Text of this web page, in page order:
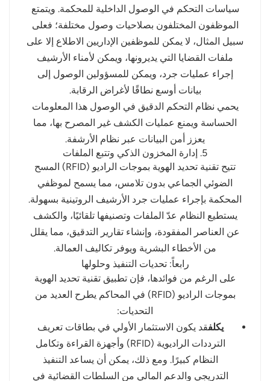
سياسات التحكم في الوصول الداخلية للمحكمة. ويتمتع
الموظفون المختلفون بصلاحيات وصول مختلفة؛ فعلى
سبيل المثال، لا يمكن للموظفين الإداريين الاطلاع إلا على
ملفات القضايا التي يديرونها، ويمكن لأمناء الأرشيف
إجراء عمليات جرد، ويمكن للمسؤولين الوصول إلى
بيانات أوسع نطاقًا لأغراض الرقابة.
يحمي نظام التحكم الدقيق في الوصول هذا المعلومات
الحساسة ويمنع عمليات الكشف غير المصرح بها، مما
يعزز أمن البيانات عبر نظام الأرشفة.
5. إدارة المخزون الذكي وتتبع الملفات
تتيح تقنية تحديد الهوية بموجات الراديو (RFID) المسح
الضوئي الجماعي بدون تلامس، مما يسمح لموظفي
المحكمة بإجراء عمليات جرد الأرشيف الروتينية بسهولة.
يستطيع النظام عدّ الملفات وتصنيفها تلقائيًا، والكشف
عن العناصر المفقودة، وإنشاء تقارير التدقيق، مما يقلل
من الأخطاء البشرية ويوفر تكاليف العمالة.
رابعاً: تحديات التنفيذ وحلولها
على الرغم من فوائدها، فإن تطبيق تقنية تحديد الهوية
بموجات الراديو (RFID) في المحاكم يطرح العديد من
التحديات:
يكلفقد يكون الاستثمار الأولي في بطاقات تعريف
الترددات الراديوية (RFID) وأجهزة القراءة وتكامل
النظام كبيرًا. ومع ذلك، يمكن أن يساعد التنفيذ
التدريجي والدعم المالي من السلطات القضائية في